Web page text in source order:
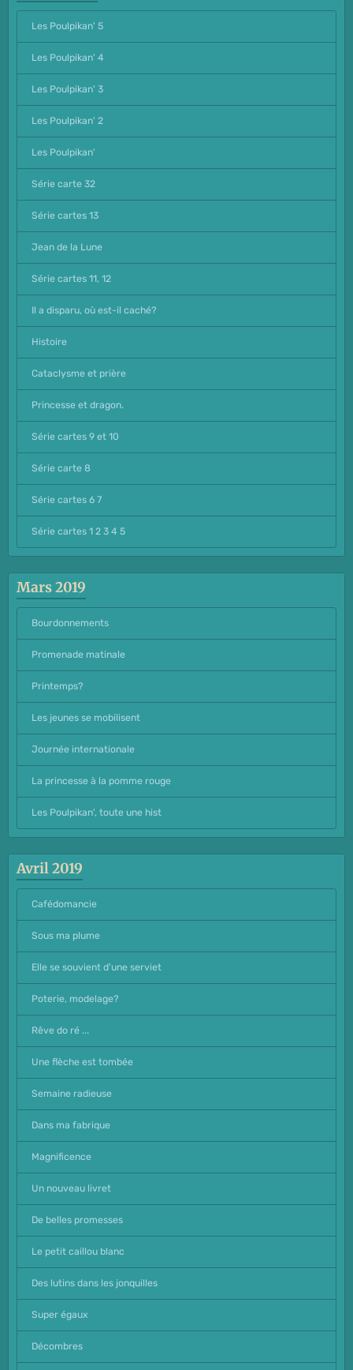
Les Poulpikan' 5
Les Poulpikan' 4
Les Poulpikan' 3
Les Poulpikan' 2
Les Poulpikan'
Série carte 32
Série cartes 13
Jean de la Lune
Série cartes 11, 12
Il a disparu, où est-il caché?
Histoire
Cataclysme et prière
Princesse et dragon.
Série cartes 9 et 10
Série carte 8
Série cartes 6 7
Série cartes 1 2 3 4 5
Mars 2019
Bourdonnements
Promenade matinale
Printemps?
Les jeunes se mobilisent
Journée internationale
La princesse à la pomme rouge
Les Poulpikan', toute une hist
Avril 2019
Cafédomancie
Sous ma plume
Elle se souvient d'une serviet
Poterie, modelage?
Rêve do ré ...
Une flèche est tombée
Semaine radieuse
Dans ma fabrique
Magnificence
Un nouveau livret
De belles promesses
Le petit caillou blanc
Des lutins dans les jonquilles
Super égaux
Décombres